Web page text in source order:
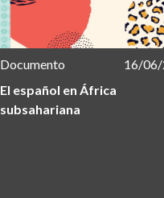
Documento
16/
El español en África
subsahariana